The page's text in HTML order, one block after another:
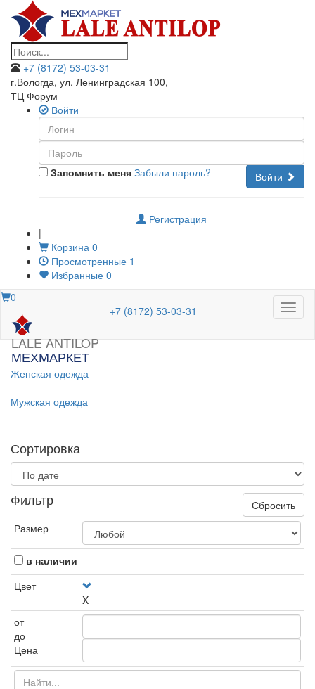
+7 (8172) 53-03-31
г.Вологда, ул. Ленинградская 100,
ТЦ Форум
Войти
Запомнить меня Войти
Забыли пароль?
Регистрация
|
Корзина 0
Просмотренные 1
Избранные 0
Меню
0
LALE ANTILOP
МЕХМАРКЕТ
+7 (8172) 53-03-31
Женская одежда
Мужская одежда
Сортировка
Фильтр
Сбросить
Размер
в наличии
Цвет
X
от
до
Цена